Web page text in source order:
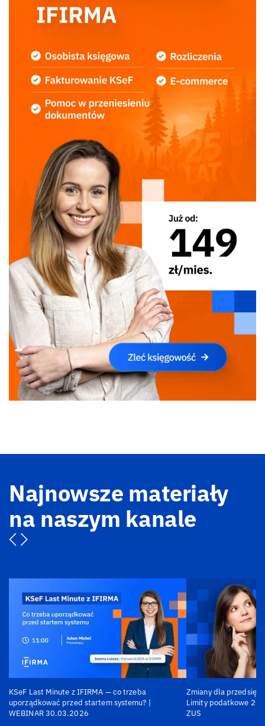
Najnowsze materiały
na naszym kanale
KSeF Last Minute z IFIRMA — co trzeba
uporządkować przed startem systemu? |
WEBINAR 30.03.2026
Zmiany dla
Limity podatkowe
ZUS